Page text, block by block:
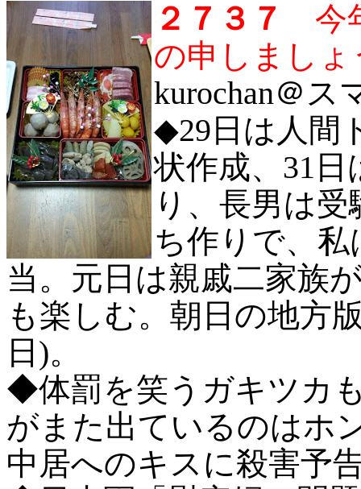
２７３７ 今
の申しましょ
kurochan＠
◆29日は人間
状作成、31
り、長男は
ち作りで、
当。元日は親戚二家族
も楽しむ。朝日の地方
日)。
◆体罰を笑うガキツカ
がまた出ているのはホ
中居へのキスに殺害予